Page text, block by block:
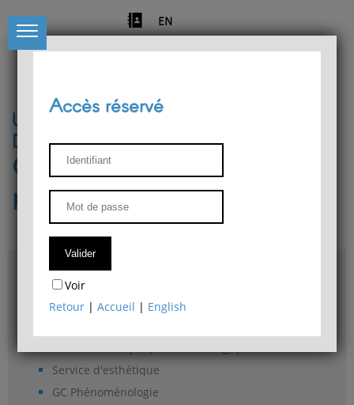
EN
Université de Liège
Département de philosophie
Centre de recherches
phénoménologiques
Accès & plans
Bibliothèque du Département de philosophie
Service d'esthétique
GC Phénoménologie
Accès réservé
Voir
Retour |Accueil | English